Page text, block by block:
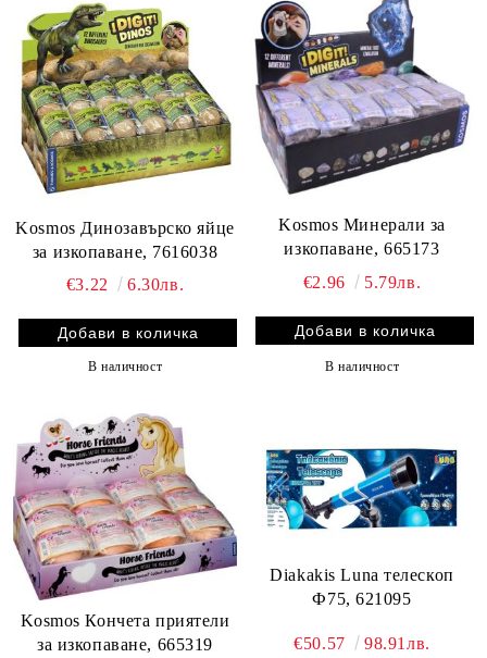
Kosmos Динозавърско яйце
за изкопаване, 7616038
€3.22
6.30лв.
В наличност
Kosmos Минерали за
изкопаване, 665173
€2.96
5.79лв.
В наличност
Kosmos Кончета приятели
за изкопаване, 665319
Diakakis Luna телескоп
Ф75, 621095
€50.57 98.91лв.